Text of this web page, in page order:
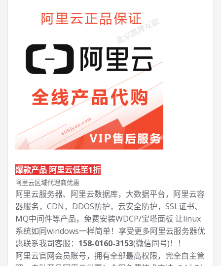
爆款产品 阿里云低至1折
阿里云区域代理商优惠
阿里云服务器、阿里云数据库，大数据平台，阿里云容
器服务，CDN，DDOS防护，云安全防护，SSL证书、
MQ中间件等产品，免费安装WDCP/宝塔面板 让linux
系统如同windows一样简单！享受更多阿里云服务器优
惠联系我司客服： 158-0160-3153(微信同号)！！
阿里云官网会员账号，拥有全部最高权限，完全自主管